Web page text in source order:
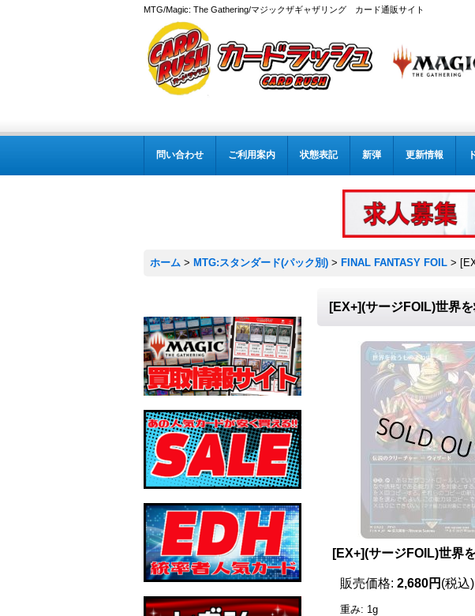
MTG/Magic: The Gathering/マジックザギャザリング カード通販サイト
問い合わせ ご利用案内 状態表記 新弾 更新情報
ホーム > MTG:スタンダード(パック別) > FINAL FANTASY FOIL >
[EX+](サージFOIL)世界
[EX+](サージFOIL)世界
販売価格: 2,680円 (税込)
重み: 1g